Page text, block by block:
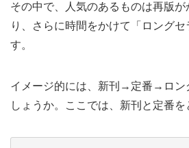
その中で、人気のあるものは再版
り、さらに時間をかけて「ロング
す。
イメージ的には、新刊→定番→ロン
しょうか。ここでは、新刊と定番を